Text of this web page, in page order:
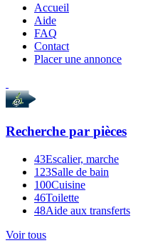
Accueil
Aide
FAQ
Contact
Placer une annonce
Recherche par pièces
43Escalier, marche
123Salle de bain
100Cuisine
46Toilette
48Aide aux transferts
Voir tous